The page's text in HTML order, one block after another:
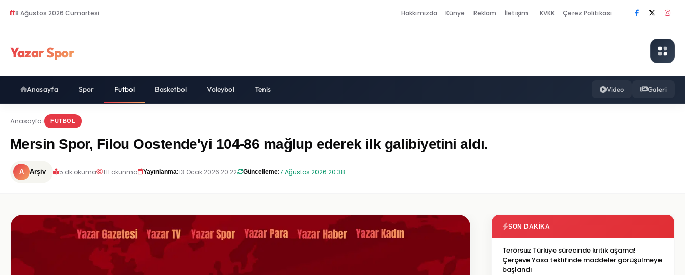
8 Ağustos 2026 Cumartesi Hakkımızda Künye Reklam İletişim KVKK Çerez Politikası
Yazar Spor
Anasayfa Spor Futbol Basketbol Voleybol Tenis Video Galeri
Anasayfa FUTBOL
Mersin Spor, Filou Oostende'yi 104-86 mağlup ederek ilk galibiyetini aldı.
A Arşiv 5 dk okuma 111 okunma Yayınlanma:13 Ocak 2026 20:22 Güncelleme:7 Ağustos 2026 20:38
SON DAKIKA
Terörsüz Türkiye sürecinde kritik aşama!
Çerçeve Yasa teklifinde maddeler görüşülmeye
başlandı